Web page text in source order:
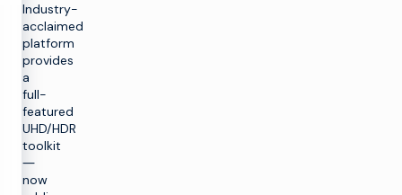
Industry-
acclaimed
platform
provides
a
full-
featured
UHD/HDR
toolkit
―
now